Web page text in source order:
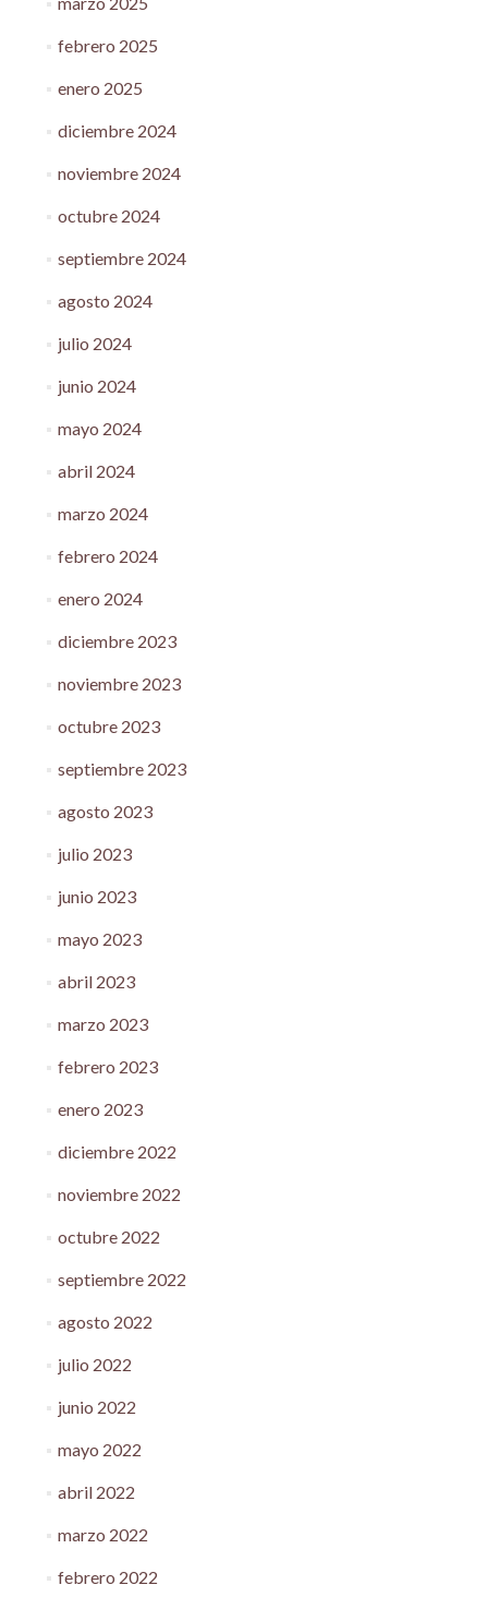
febrero 2025
enero 2025
diciembre 2024
noviembre 2024
octubre 2024
septiembre 2024
agosto 2024
julio 2024
junio 2024
mayo 2024
abril 2024
marzo 2024
febrero 2024
enero 2024
diciembre 2023
noviembre 2023
octubre 2023
septiembre 2023
agosto 2023
julio 2023
junio 2023
mayo 2023
abril 2023
marzo 2023
febrero 2023
enero 2023
diciembre 2022
noviembre 2022
octubre 2022
septiembre 2022
agosto 2022
julio 2022
junio 2022
mayo 2022
abril 2022
marzo 2022
febrero 2022